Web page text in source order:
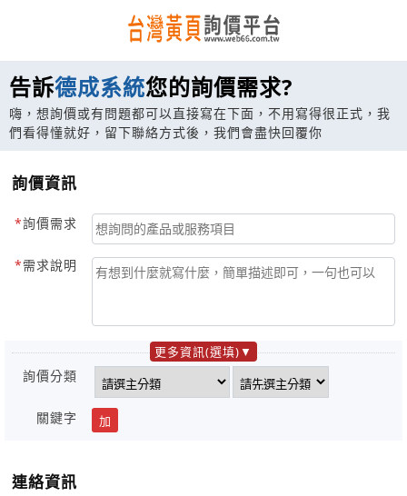
告訴德成系統您的詢價需求?
嗨，想詢價或有問題都可以直接寫在下面，不用寫得很正式，我
們看得懂就好，留下聯絡方式後，我們會盡快回覆你
詢價資訊
詢價需求
需求說明
更多資訊(選填)
詢價分類
關鍵字 加
連絡資訊